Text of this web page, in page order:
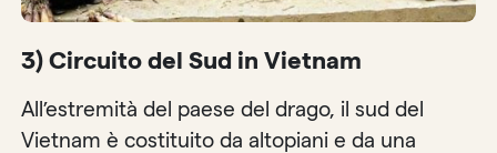
3) Circuito del Sud in Vietnam
All’estremità del paese del drago, il sud del
Vietnam è costituito da altopiani e da una